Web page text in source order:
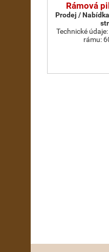
Rámová
Prodej /
Technické
rámu: